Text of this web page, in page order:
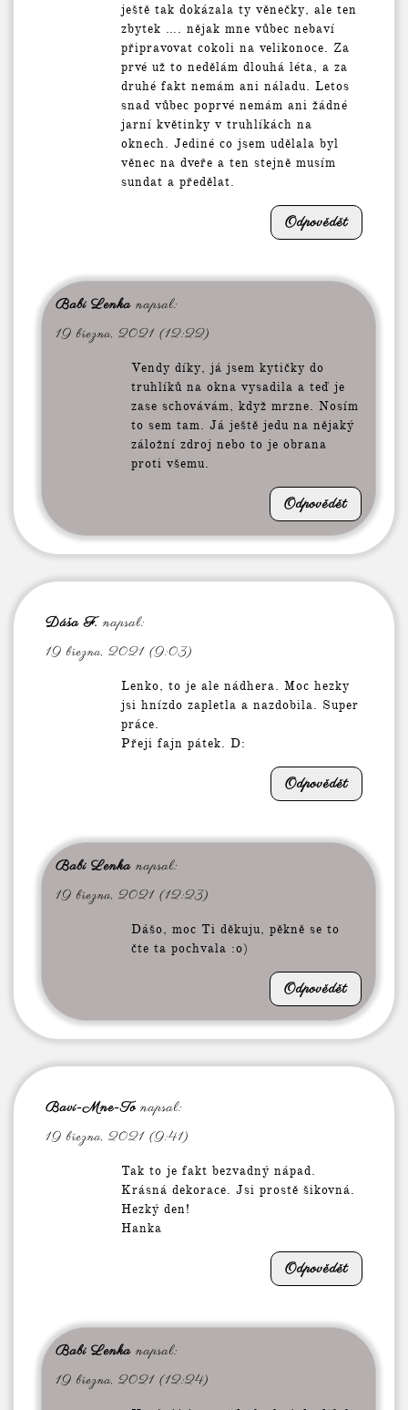
ještě tak dokázala ty věnečky, ale ten
zbytek …. nějak mne vůbec nebaví
připravovat cokoli na velikonoce. Za
prvé už to nedělám dlouhá léta, a za
druhé fakt nemám ani náladu. Letos
snad vůbec poprvé nemám ani žádné
jarní květinky v truhlíkách na
oknech. Jediné co jsem udělala byl
věnec na dveře a ten stejně musím
sundat a předělat.
Odpovědět
Babi Lenka napsal:
19 března, 2021 (12:22)
Vendy díky, já jsem kytičky do
truhlíků na okna vysadila a teď je
zase schovávám, když mrzne. Nosím
to sem tam. Já ještě jedu na nějaký
záložní zdroj nebo to je obrana
proti všemu.
Odpovědět
Dáša F. napsal:
19 března, 2021 (9:03)
Lenko, to je ale nádhera. Moc hezky
jsi hnízdo zapletla a nazdobila. Super
práce.
Přeji fajn pátek. D:
Odpovědět
Babi Lenka napsal:
19 března, 2021 (12:23)
Dášo, moc Ti děkuju, pěkně se to
čte ta pochvala :o)
Odpovědět
Bavi-Mne-To napsal:
19 března, 2021 (9:41)
Tak to je fakt bezvadný nápad.
Krásná dekorace. Jsi prostě šikovná.
Hezký den!
Hanka
Odpovědět
Babi Lenka napsal:
19 března, 2021 (12:24)